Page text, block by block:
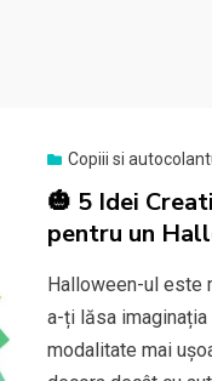
Copiii si
🎃 5 Idei
pentru un
Halloween-ul este
a-ți lăsa
modalitate mai